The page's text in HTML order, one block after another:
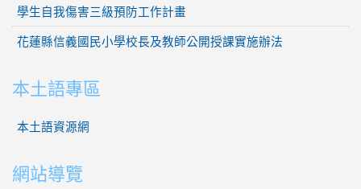
學生自我傷害三級預防工作計畫
花蓮縣信義國民小學校長及教師公開授課實施辦法
本土語專區
本土語資源網
網站導覽